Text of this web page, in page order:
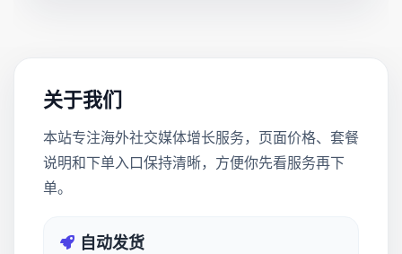
关于我们
本站专注海外社交媒体增长服务，页面价格、套餐
说明和下单入口保持清晰，方便你先看服务再下
单。
自动发货